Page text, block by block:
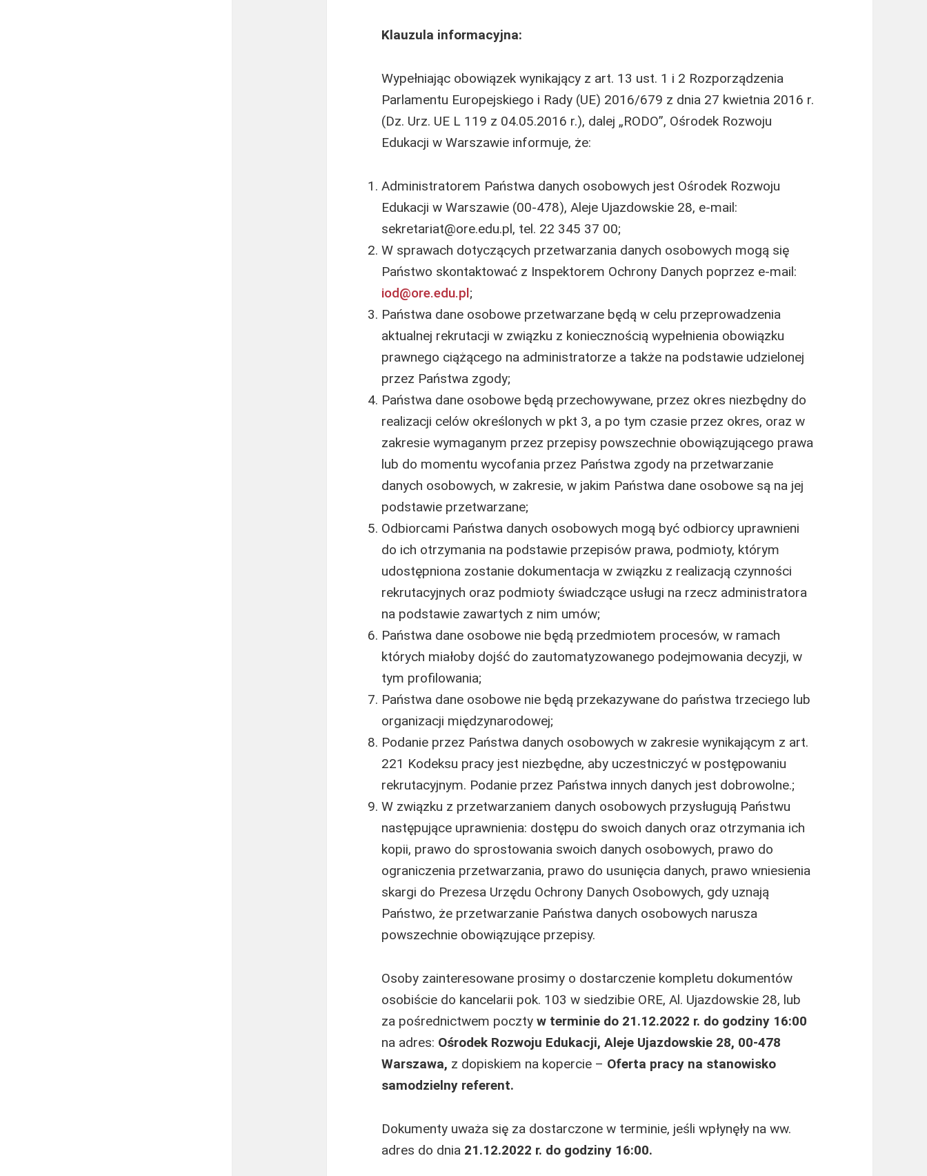
Klauzula informacyjna:
Wypełniając obowiązek wynikający z art. 13 ust. 1 i 2 Rozporządzenia
Parlamentu Europejskiego i Rady (UE) 2016/679 z dnia 27 kwietnia 2016 r.
(Dz. Urz. UE L 119 z 04.05.2016 r.), dalej „RODO”, Ośrodek Rozwoju
Edukacji w Warszawie informuje, że:
Administratorem Państwa danych osobowych jest Ośrodek Rozwoju
Edukacji w Warszawie (00-478), Aleje Ujazdowskie 28, e-mail:
sekretariat@ore.edu.pl, tel. 22 345 37 00;
W sprawach dotyczących przetwarzania danych osobowych mogą się
Państwo skontaktować z Inspektorem Ochrony Danych poprzez e-mail:
iod@ore.edu.pl;
Państwa dane osobowe przetwarzane będą w celu przeprowadzenia
aktualnej rekrutacji w związku z koniecznością wypełnienia obowiązku
prawnego ciążącego na administratorze a także na podstawie udzielonej
przez Państwa zgody;
Państwa dane osobowe będą przechowywane, przez okres niezbędny do
realizacji celów określonych w pkt 3, a po tym czasie przez okres, oraz w
zakresie wymaganym przez przepisy powszechnie obowiązującego prawa
lub do momentu wycofania przez Państwa zgody na przetwarzanie
danych osobowych, w zakresie, w jakim Państwa dane osobowe są na jej
podstawie przetwarzane;
Odbiorcami Państwa danych osobowych mogą być odbiorcy uprawnieni
do ich otrzymania na podstawie przepisów prawa, podmioty, którym
udostępniona zostanie dokumentacja w związku z realizacją czynności
rekrutacyjnych oraz podmioty świadczące usługi na rzecz administratora
na podstawie zawartych z nim umów;
Państwa dane osobowe nie będą przedmiotem procesów, w ramach
których miałoby dojść do zautomatyzowanego podejmowania decyzji, w
tym profilowania;
Państwa dane osobowe nie będą przekazywane do państwa trzeciego lub
organizacji międzynarodowej;
Podanie przez Państwa danych osobowych w zakresie wynikającym z art.
221 Kodeksu pracy jest niezbędne, aby uczestniczyć w postępowaniu
rekrutacyjnym. Podanie przez Państwa innych danych jest dobrowolne.;
W związku z przetwarzaniem danych osobowych przysługują Państwu
następujące uprawnienia: dostępu do swoich danych oraz otrzymania ich
kopii, prawo do sprostowania swoich danych osobowych, prawo do
ograniczenia przetwarzania, prawo do usunięcia danych, prawo wniesienia
skargi do Prezesa Urzędu Ochrony Danych Osobowych, gdy uznają
Państwo, że przetwarzanie Państwa danych osobowych narusza
powszechnie obowiązujące przepisy.
Osoby zainteresowane prosimy o dostarczenie kompletu dokumentów
osobiście do kancelarii pok. 103 w siedzibie ORE, Al. Ujazdowskie 28, lub
za pośrednictwem pocztyw terminie do 21.12.2022 r. do godziny 16:00
na adres: Ośrodek Rozwoju Edukacji, Aleje Ujazdowskie 28, 00-478
Warszawa, z dopiskiem na kopercie – Oferta pracy na stanowisko
samodzielny referent.
Dokumenty uważa się za dostarczone w terminie, jeśli wpłynęły na ww.
adres do dnia 21.12.2022 r. do godziny 16:00.